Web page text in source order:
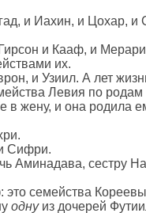
и Иахин, и Цохар, и
и Кааф, и
их.
и Узиил. А лет
Левия по родам
в жену, и она
Сифри.
Аминадава, сестру
семейства
однуиз дочерей